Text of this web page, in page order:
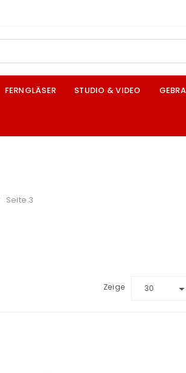
FERNGLÄSER STUDIO & VIDEO
Seite 3
Zeige 30